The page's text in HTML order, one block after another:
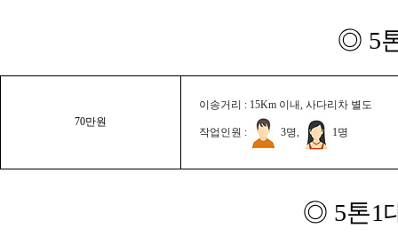
◎ 5
70만원
이송거리 : 15Km 이내, 사다리차 별도
작업인원 : 3명, 1명
◎ 5톤1